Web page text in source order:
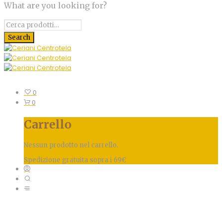
What are you looking for?
0
0
Carrello
Nessun prodotto nel carrello.
Spedizione gratuita sopra i 69€